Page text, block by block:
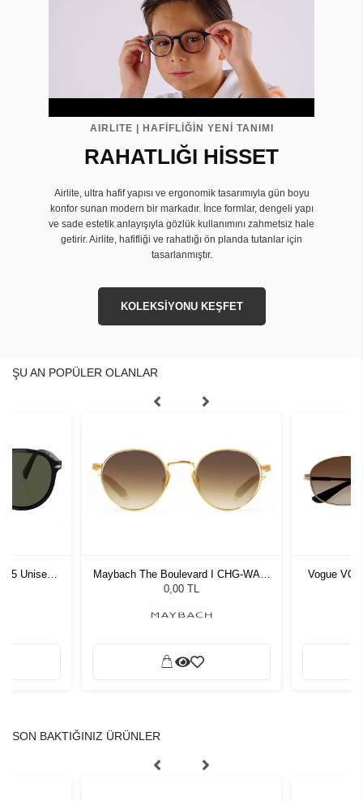
AIRLITE | HAFİFLİĞİN YENİ TANIMI
RAHATLIĞI HİSSET
Airlite, ultra hafif yapısı ve ergonomik tasarımıyla gün boyu
konfor sunan modern bir markadır. İnce formlar, dengeli yapı
ve sade estetik anlayışıyla gözlük kullanımını zahmetsiz hale
getirir. Airlite, hafifliği ve rahatlığı ön planda tutanlar için
tasarlanmıştır.
KOLEKSİYONU KEŞFET
ŞU AN POPÜLER OLANLAR
55 Unisex
Maybach The Boulevard I CHG-WAZ-
Z33 48/22
0,00 TL
Vogue VO
SON BAKTIĞINIZ ÜRÜNLER